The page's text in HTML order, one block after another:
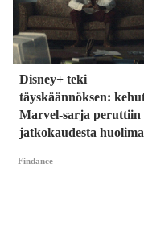
Disney+ teki
täyskäännöksen:
Marvel-sarja peruttiin
jatkokaudesta
Findance